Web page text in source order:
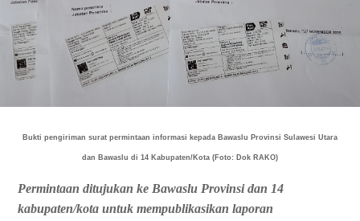
Bukti pengiriman surat permintaan informasi kepada Bawaslu Provinsi Sulawesi Utara
dan Bawaslu di 14 Kabupaten/Kota (Foto: Dok RAKO)
Permintaan ditujukan ke Bawaslu Provinsi dan 14
kabupaten/kota untuk mempublikasikan laporan